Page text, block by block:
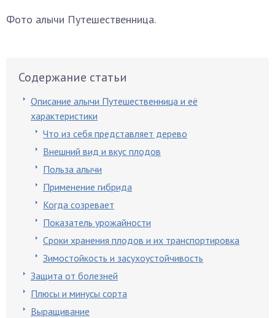
Фото алычи Путешественница.
Содержание статьи
Описание алычи Путешественница и её
характеристики
Что из себя представляет дерево
Внешний вид и вкус плодов
Польза алычи
Применение гибрида
Когда созревает
Показатель урожайности
Сроки хранения плодов и их транспортировка
Зимостойкость и засухоустойчивость
Защита от болезней
Плюсы и минусы сорта
Выращивание